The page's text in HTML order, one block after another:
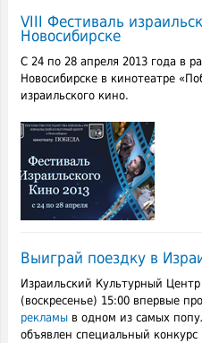
VIII Фестиваль
Новосибирске
С 24 по 28 апреля 2013 года в
Новосибирске в кинотеатре
израильского кино.
Выиграй поездку в
Израильский Культурный
(воскресенье) 15:00 впервые
рекламыв одном из самых
объявлен специальный